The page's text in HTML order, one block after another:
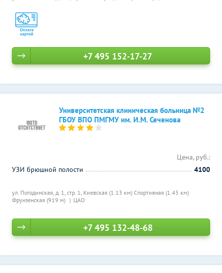
+7 495 152-17-27
Университетская клиническая больница №2
ГБОУ ВПО ПМГМУ им. И.М. Сеченова
ул. Погодинская, д. 1, стр. 1, Киевская (1.13 км) Спортивная (1.45 км)
Фрунзенская (919 м)
ЦАО
Цена, руб.:
УЗИ брюшной полости
4100
+7 495 132-48-68